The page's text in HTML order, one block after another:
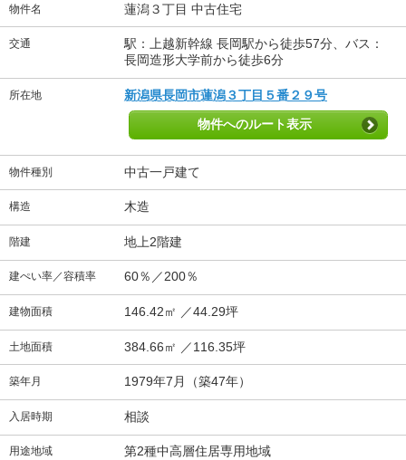
物件名 蓮潟３丁目 中古住宅
交通
駅：上越新幹線 長岡駅から徒歩57分、バス：
長岡造形大学前から徒歩6分
所在地 新潟県長岡市蓮潟３丁目５番２９号
物件へのルート表示
物件種別 中古一戸建て
構造 木造
階建 地上2階建
建ぺい率／容積率 60％／200％
建物面積 146.42㎡ ／44.29坪
土地面積 384.66㎡ ／116.35坪
築年月 1979年7月（築47年）
入居時期 相談
用途地域 第2種中高層住居専用地域